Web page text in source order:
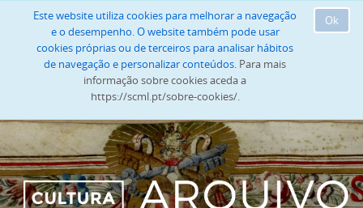
Ok
Este website utiliza cookies para melhorar a navegação
e o desempenho. O website também pode usar
cookies próprias ou de terceiros para analisar hábitos
de navegação e personalizar conteúdos. Para mais
informação sobre cookies aceda a
https://scml.pt/sobre-cookies/.